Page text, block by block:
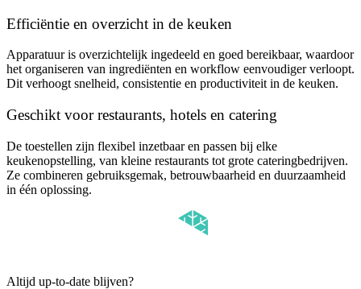
Efficiëntie en overzicht in de keuken
Apparatuur is overzichtelijk ingedeeld en goed bereikbaar, waardoor
het organiseren van ingrediënten en workflow eenvoudiger verloopt.
Dit verhoogt snelheid, consistentie en productiviteit in de keuken.
Geschikt voor restaurants, hotels en catering
De toestellen zijn flexibel inzetbaar en passen bij elke
keukenopstelling, van kleine restaurants tot grote cateringbedrijven.
Ze combineren gebruiksgemak, betrouwbaarheid en duurzaamheid
in één oplossing.
Altijd up-to-date blijven?